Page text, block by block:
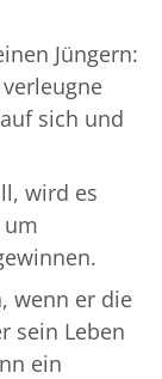
Jüngern:
sich und
wird es
um
wenn er die
sein Leben
ein